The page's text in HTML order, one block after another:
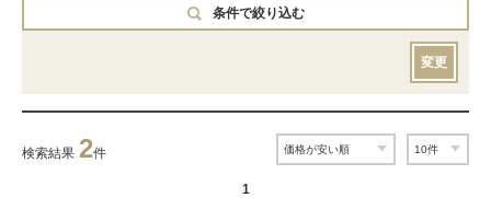
条件で絞り込む
変更
検索結果 2件
1